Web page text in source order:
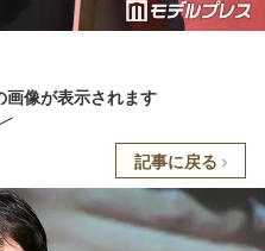
画像が表示されます
記事に戻る